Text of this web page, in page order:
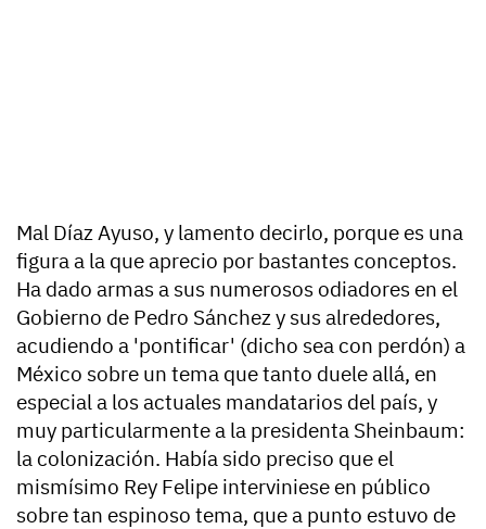
Mal Díaz Ayuso, y lamento decirlo, porque es una
figura a la que aprecio por bastantes conceptos.
Ha dado armas a sus numerosos odiadores en el
Gobierno de Pedro Sánchez y sus alrededores,
acudiendo a 'pontificar' (dicho sea con perdón) a
México sobre un tema que tanto duele allá, en
especial a los actuales mandatarios del país, y
muy particularmente a la presidenta Sheinbaum:
la colonización. Había sido preciso que el
mismísimo Rey Felipe interviniese en público
sobre tan espinoso tema, que a punto estuvo de